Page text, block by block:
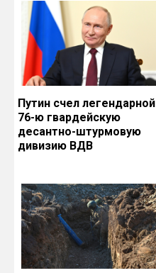
Путин счел легендарной
76-ю гвардейскую
десантно-штурмовую
дивизию ВДВ